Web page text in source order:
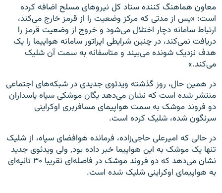
معاون هماهنگ کننده ستاد کل نیروهای مسلح اضافه کرده
است: «پس از مدتی که مرکز وضعیت را از قرمز خارج می‌کند،
ارتباط سامانه دچار اختلال می‌شود و خروج از وضعیت قرمز را
دریافت نمی‌کند، در چنین شرایطی اپراتور سامانه هواپیما را یک
هدف نزدیک شونده می‌بیند و متاسفانه به سمت آن شلیک
می‌کند.»
در همین حال، روز گذشته ویدئوی جدیدی در شبکه‌های اجتماعی
منتشر شده است که نشان می‌دهد یگان موشکی سپاه پاسداران
دو فروند موشک به سمت هواپیمای مسافربری اوکراینی
سرنگون شده، شلیک کرده است.
در حالی که امیرعلی حاجی‌زاده، فرمانده هوافضای سپاه، از شلیک
تنها یک موشک به این هواپیما خبر داده بود٬ ولی ویدئوی جدید
نشان می‌دهد که دو فروند موشک در فاصله‌ای تقریبا ۳۰ ثانیه‌ای
به هواپیمای اوکراینی شلیک شده است.